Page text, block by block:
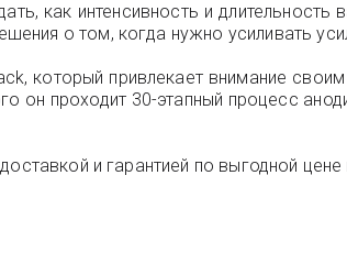
как интенсивность и
о том, когда нужно усиливать
который привлекает внимание
проходит 30-этапный процесс
и гарантией по выгодной цене